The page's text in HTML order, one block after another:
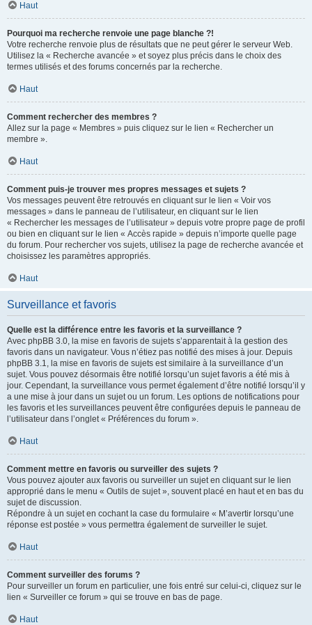
Haut
Pourquoi ma recherche renvoie une page blanche ?!
Votre recherche renvoie plus de résultats que ne peut gérer le serveur Web.
Utilisez la « Recherche avancée » et soyez plus précis dans le choix des
termes utilisés et des forums concernés par la recherche.
Haut
Comment rechercher des membres ?
Allez sur la page « Membres » puis cliquez sur le lien « Rechercher un
membre ».
Haut
Comment puis-je trouver mes propres messages et sujets ?
Vos messages peuvent être retrouvés en cliquant sur le lien « Voir vos
messages » dans le panneau de l’utilisateur, en cliquant sur le lien
« Rechercher les messages de l’utilisateur » depuis votre propre page de profil
ou bien en cliquant sur le lien « Accès rapide » depuis n’importe quelle page
du forum. Pour rechercher vos sujets, utilisez la page de recherche avancée et
choisissez les paramètres appropriés.
Haut
Surveillance et favoris
Quelle est la différence entre les favoris et la surveillance ?
Avec phpBB 3.0, la mise en favoris de sujets s’apparentait à la gestion des
favoris dans un navigateur. Vous n’étiez pas notifié des mises à jour. Depuis
phpBB 3.1, la mise en favoris de sujets est similaire à la surveillance d’un
sujet. Vous pouvez désormais être notifié lorsqu’un sujet favoris a été mis à
jour. Cependant, la surveillance vous permet également d’être notifié lorsqu’il y
a une mise à jour dans un sujet ou un forum. Les options de notifications pour
les favoris et les surveillances peuvent être configurées depuis le panneau de
l’utilisateur dans l’onglet « Préférences du forum ».
Haut
Comment mettre en favoris ou surveiller des sujets ?
Vous pouvez ajouter aux favoris ou surveiller un sujet en cliquant sur le lien
approprié dans le menu « Outils de sujet », souvent placé en haut et en bas du
sujet de discussion.
Répondre à un sujet en cochant la case du formulaire « M’avertir lorsqu’une
réponse est postée » vous permettra également de surveiller le sujet.
Haut
Comment surveiller des forums ?
Pour surveiller un forum en particulier, une fois entré sur celui-ci, cliquez sur le
lien « Surveiller ce forum » qui se trouve en bas de page.
Haut